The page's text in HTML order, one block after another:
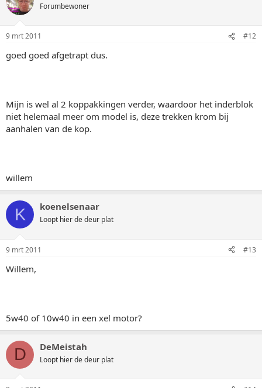
Forumbewoner
9 mrt 2011 #12
goed goed afgetrapt dus.
Mijn is wel al 2 koppakkingen verder, waardoor het inderblok
niet helemaal meer om model is, deze trekken krom bij
aanhalen van de kop.
willem
K koenelsenaar
Loopt hier de deur plat
9 mrt 2011 #13
Willem,
5w40 of 10w40 in een xel motor?
D DeMeistah
Loopt hier de deur plat